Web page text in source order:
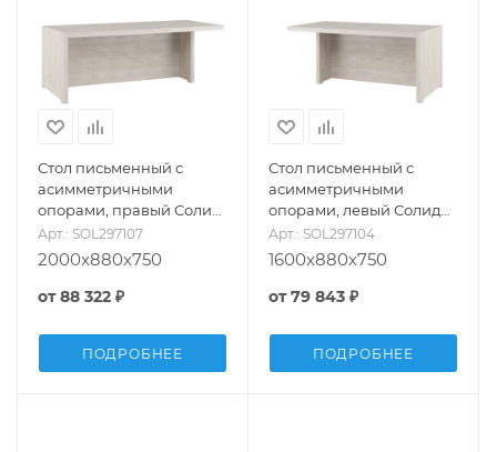
Стол письменный с
асимметричными
опорами, правый Солид
(Solid) SOL297107
Арт.: SOL297107
2000x880x750
от88 322 ₽
ПОДРОБНЕЕ
Стол письменный с
асимметричными
опорами, левый Солид
(Solid) SOL297104
Арт.: SOL297104
1600x880x750
от79 843 ₽
ПОДРОБНЕЕ